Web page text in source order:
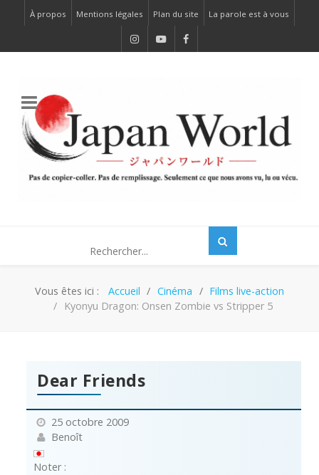
À propos Mentions légales Plan du site La parole est à vous
Vous êtes ici : Accueil Cinéma
Films live-action
Kyonyu Dragon: Onsen Zombie vs Stripper 5
Dear Friends
25 octobre 2009
Benoît
Noter :